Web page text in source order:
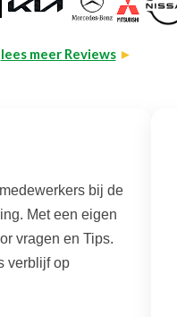
lees meer Reviews►
bij de
Met een eigen
vragen en Tips.
verblijf op